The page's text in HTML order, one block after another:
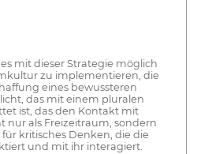
mit dieser Strategie möglich
zu implementieren, die
eines bewussteren
das mit einem pluralen
ist, das den Kontakt mit
nur als Freizeitraum, sondern
kritisches Denken, die die
und mit ihr interagiert.